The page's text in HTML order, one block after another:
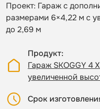
Проект: Гараж с
размерами 6×4,22 м с
до 2,69 м
Продукт
Гараж SKOGGY 4
увеличенной
Срок